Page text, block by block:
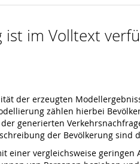
im Volltext
der erzeugten
zählen hierbei
generierten
der Bevölkerung
einer vergleichsweise